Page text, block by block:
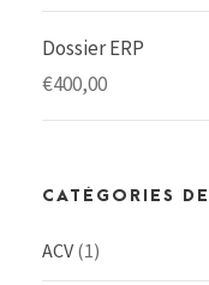
Dossier ERP
€400,00
CATÉGORIES
ACV (1)